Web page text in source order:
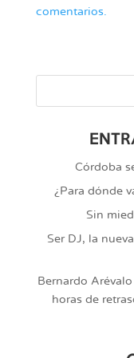
comentarios.
Córdoba
¿Para dónde
Sin
Ser DJ, la
Bernardo
horas de